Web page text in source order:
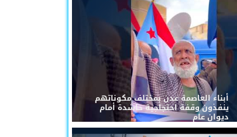
أبناء العاصمة عدن بمختلف مكوناتهم
ينفذون وقفة احتجاجية حاشدة أمام
ديوان عام